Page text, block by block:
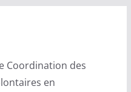
Coordination des
en